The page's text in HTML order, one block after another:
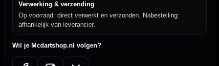
Verwerking & verzending
Op voorraad: direct verwerkt en verzonden. Nabestelling:
afhankelijk van leverancier.
Wil je Mcdartshop.nl volgen?